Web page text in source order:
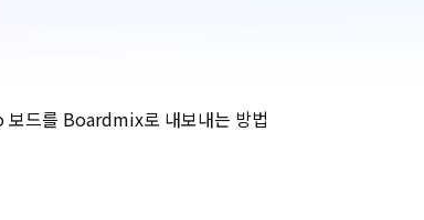
보드를 Boardmix로 내보내는 방법